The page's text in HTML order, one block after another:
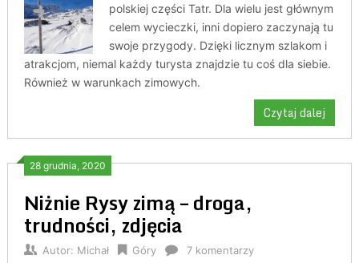
polskiej części Tatr. Dla wielu jest głównym
celem wycieczki, inni dopiero zaczynają tu
swoje przygody. Dzięki licznym szlakom i
atrakcjom, niemal każdy turysta znajdzie tu coś dla siebie.
Również w warunkach zimowych.
Czytaj dalej
28 grudnia, 2020
Niżnie Rysy zimą – droga,
trudności, zdjęcia
Autor: Michał Góry 7 komentarzy